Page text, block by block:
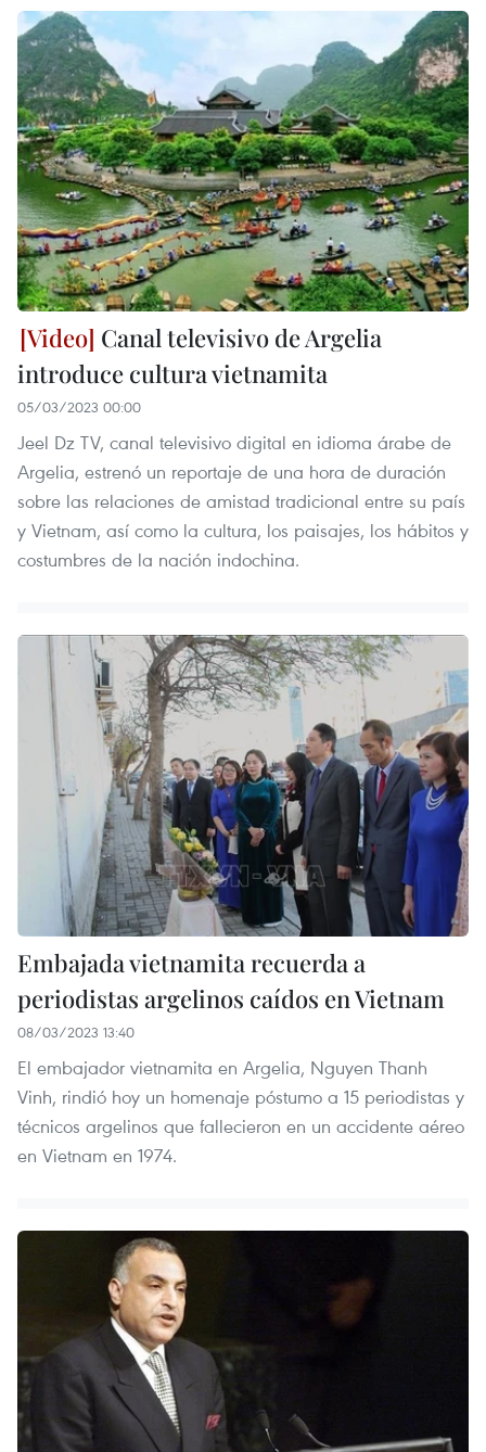
Canal televisivo de Argelia
introduce cultura vietnamita
05/03/2023 00:00
Jeel Dz TV, canal televisivo digital en idioma árabe de
Argelia, estrenó un reportaje de una hora de duración
sobre las relaciones de amistad tradicional entre su país
y Vietnam, así como la cultura, los paisajes, los hábitos y
costumbres de la nación indochina.
Embajada vietnamita recuerda a
periodistas argelinos caídos en Vietnam
08/03/2023 13:40
El embajador vietnamita en Argelia, Nguyen Thanh
Vinh, rindió hoy un homenaje póstumo a 15 periodistas y
técnicos argelinos que fallecieron en un accidente aéreo
en Vietnam en 1974.